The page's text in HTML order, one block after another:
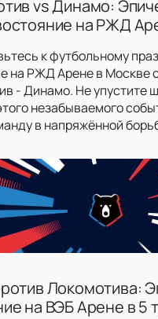
vs Динамо:
на РЖД
к футбольному
на РЖД Арене в Москве
- Динамо. Не упустите
незабываемого
в напряжённой
Локомотива:
на ВЭБ Арене в 5